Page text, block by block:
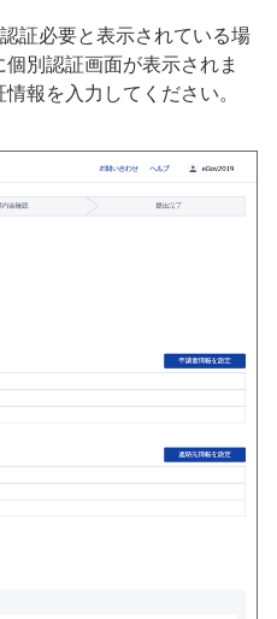
証必要と表示されている場
別認証画面が表示されま
報を入力してください。